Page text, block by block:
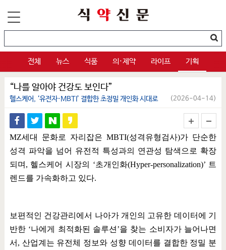
전체 뉴스 식품 의·제약 라이프 기획
“나를 알아야 건강도 보인다”
헬스케어, ‘유전자·MBTI’ 결합한 초정밀 개인화 시대로 (2026-04-14)
MZ세대 문화로 자리잡은MBTI(성격유형검사)가 단순한
성격 파악을 넘어 유전적 특성과의 연관성 탐색으로 확장
되며 , 헬스케어 시장의 ‘초개인화(Hyper-personalization)’ 트
렌드를 가속화하고 있다.
보편적인 건강관리에서 나아가 개인의 고유한 데이터에 기
반한 ‘나에게 최적화된 솔루션 ’을 찾는 소비자가 늘어나면
서 , 산업계는 유전체 정보와 성향 데이터를 결합한 정밀 분